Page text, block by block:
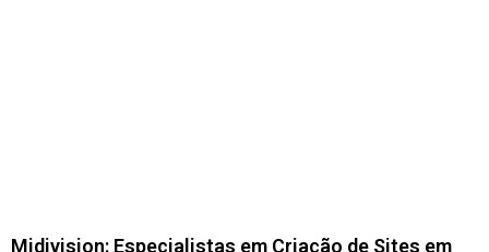
Midivision: Especialistas em Criação de Sites em